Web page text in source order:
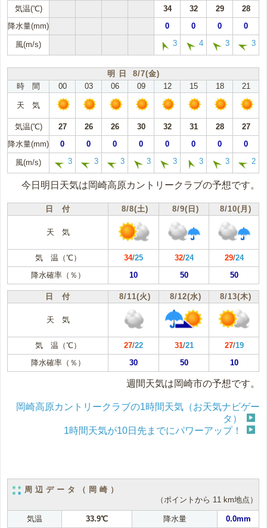
気温(℃) 34 32 29
28
降水量(mm)
0 0 0 0
風(m/s) 3 4 3 3
明 日 8/7(金)
時 間
00 03 06 09 12 15 18 21
天 気
気温(℃) 27 26 26 30 32 31 28
27
降水量(mm)
0 0 0 0 0 0 0 0
風(m/s) 3 3 3 3 3 3 3 2
今日明日天気は岡崎高原カントリークラブの予想です。
日 付 8/8(土) 8/9(日) 8/10(月)
天 気
気 温（℃） 34/25 32/24 29/24
降水確率（％）
10 50 50
日 付 8/11(火) 8/12(水) 8/13(木)
天 気
気 温（℃） 27/22 31/21 27/19
降水確率（％）
30 50 10
週間天気は岡崎市の予想です。
岡崎高原カントリークラブの1時間天気（お天気ナビゲー
タ）
1時間天気が10日先までにパワーアップ！
周辺データ（岡崎）
（ポイントから 11 km地点）
気温 33.9℃ 降水量
0.0mm